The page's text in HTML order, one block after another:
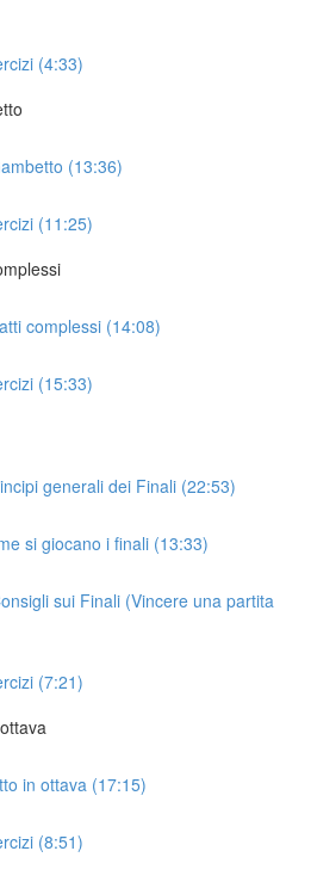
(4:33)
(13:36)
(11:25)
complessi (14:08)
(15:33)
generali dei Finali (22:53)
si giocano i finali (13:33)
sui Finali (Vincere una partita
(7:21)
in ottava (17:15)
(8:51)